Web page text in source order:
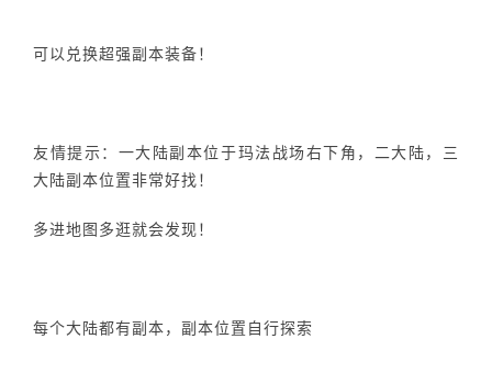
可以兑换超强副本装备！
友情提示：一大陆副本位于玛法战场右下角，二大陆，三
大陆副本位置非常好找！
多进地图多逛就会发现！
每个大陆都有副本，副本位置自行探索